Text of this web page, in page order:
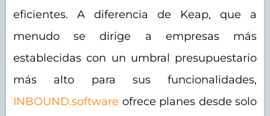
eficientes. A diferencia de Keap, que a
menudo se dirige a empresas más
establecidas con un umbral presupuestario
más alto para sus funcionalidades,
INBOUND.software ofrece planes desde solo